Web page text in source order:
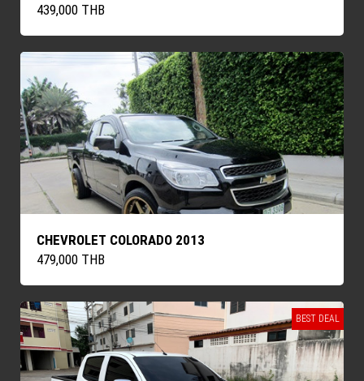
439,000 THB
CHEVROLET COLORADO 2013
479,000 THB
BEST DEAL